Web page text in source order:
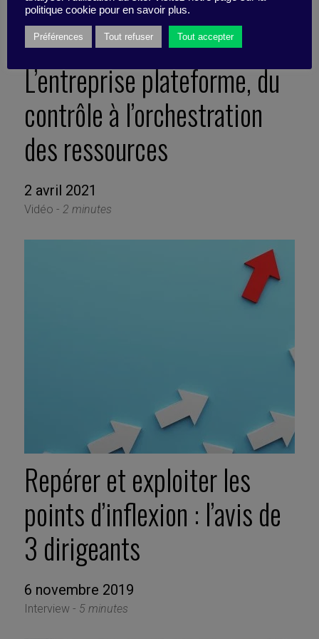
L’entreprise plateforme, du
contrôle à l’orchestration
des ressources
2 avril 2021
Vidéo - 2 minutes
Repérer et exploiter les
points d’inflexion : l’avis de
3 dirigeants
6 novembre 2019
Interview - 5 minutes
politique cookie pour en savoir plus.
Préférences Tout refuser Tout accepter